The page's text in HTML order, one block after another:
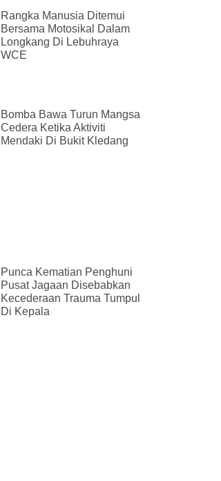
Rangka Manusia Ditemui
Bersama Motosikal Dalam
Longkang Di Lebuhraya
WCE
Bomba Bawa Turun Mangsa
Cedera Ketika Aktiviti
Mendaki Di Bukit Kledang
Punca Kematian Penghuni
Pusat Jagaan Disebabkan
Kecederaan Trauma Tumpul
Di Kepala